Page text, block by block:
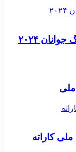
۲۰۲۴
ملی
کاراته